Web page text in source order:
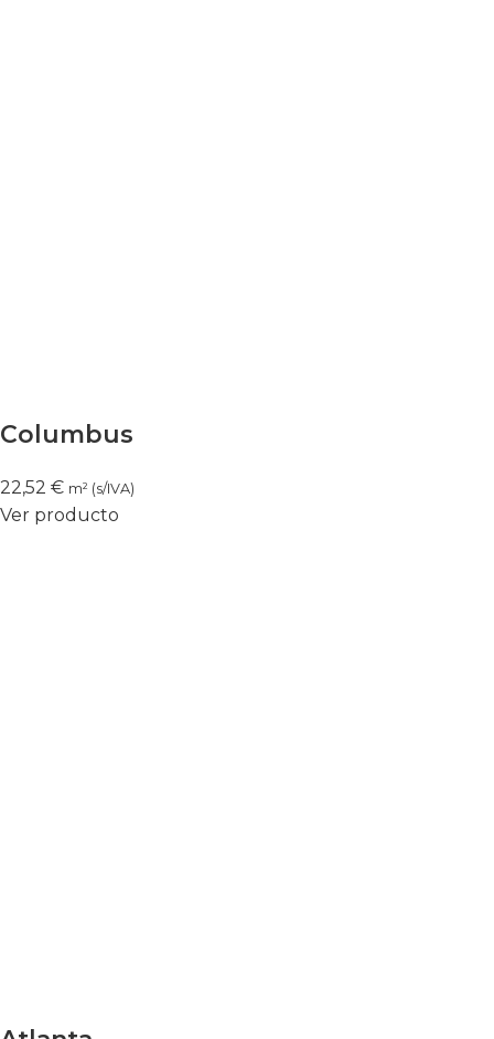
Columbus
22,52 € m² (s/IVA)
Ver producto